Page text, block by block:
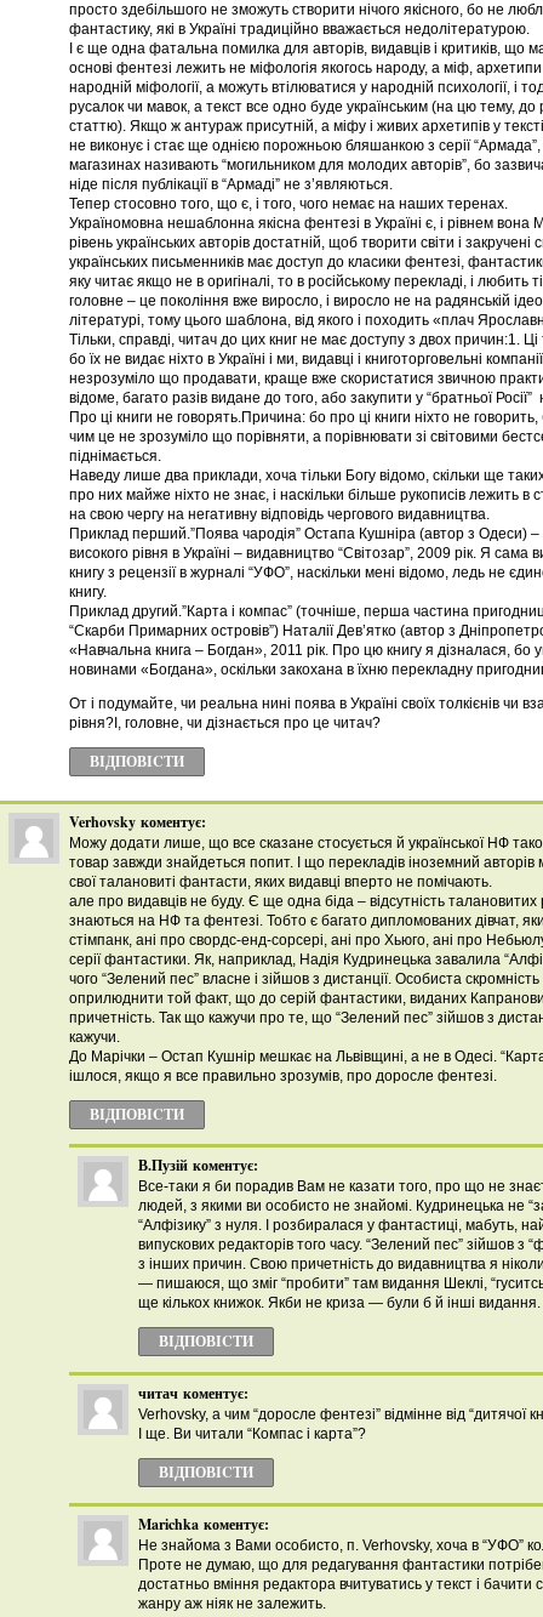
просто здебільшого не зможуть створити нічого якісного, бо не
фантастику, які в Україні традиційно вважається недолітературою.
І є ще одна фатальна помилка для авторів, видавців і критиків, що
основі фентезі лежить не міфологія якогось народу, а міф,
народній міфології, а можуть втілюватися у народній психології, і
русалок чи мавок, а текст все одно буде українським (на цю тему, до
статтю). Якщо ж антураж присутній, а міфу і живих архетипів у
не виконує і стає ще однією порожньою бляшанкою з серії
магазинах називають “могильником для молодих авторів”, бо
ніде після публікації в “Армаді” не з’являються.
Тепер стосовно того, що є, і того, чого немає на наших теренах.
Україномовна нешаблонна якісна фентезі в Україні є, і рівнем вона
рівень українських авторів достатній, щоб творити світи і
українських письменників має доступ до класики фентезі,
яку читає якщо не в оригіналі, то в російському перекладі, і любить
головне – це покоління вже виросло, і виросло не на радянській
літературі, тому цього шаблона, від якого і походить «плач
Тільки, справді, читач до цих книг не має доступу з двох причин:1.
бо їх не видає ніхто в Україні і ми, видавці і книготорговельні
незрозуміло що продавати, краще вже скористатися звичною
відоме, багато разів видане до того, або закупити у “братньої
Про ці книги не говорять.Причина: бо про ці книги ніхто не
чим це не зрозуміло що порівняти, а порівнювати зі світовими
піднімається.
Наведу лише два приклади, хоча тільки Богу відомо, скільки ще
про них майже ніхто не знає, і наскільки більше рукописів лежить в
на свою чергу на негативну відповідь чергового видавництва.
Приклад перший.”Поява чародія” Остапа Кушніра (автор з Одеси)
високого рівня в Україні – видавництво “Світозар”, 2009 рік. Я
книгу з рецензії в журналі “УФО”, наскільки мені відомо, ледь не
книгу.
Приклад другий.”Карта і компас” (точніше, перша частина
“Скарби Примарних островів”) Наталії Дев’ятко (автор з
«Навчальна книга – Богдан», 2011 рік. Про цю книгу я дізналася, бо
новинами «Богдана», оскільки закохана в їхню перекладну
От і подумайте, чи реальна нині поява в Україні своїх толкієнів чи
рівня?І, головне, чи дізнається про це читач?
ВІДПОВІCТИ
Verhovsky коментує:
Можу додати лише, що все сказане стосується й української НФ
товар завжди знайдеться попит. І що перекладів іноземний
свої талановиті фантасти, яких видавці вперто не помічають.
але про видавців не буду. Є ще одна біда – відсутність
знаються на НФ та фентезі. Тобто є багато дипломованих дівчат,
стімпанк, ані про свордс-енд-сорсері, ані про Хьюго, ані про
серії фантастики. Як, наприклад, Надія Кудринецька завалила
чого “Зелений пес” власне і зійшов з дистанції. Особиста
оприлюднити той факт, що до серій фантастики, виданих
причетність. Так що кажучи про те, що “Зелений пес” зійшов з
кажучи.
До Марічки – Остап Кушнір мешкає на Львівщині, а не в Одесі.
ішлося, якщо я все правильно зрозумів, про доросле фентезі.
ВІДПОВІCТИ
В.Пузій коментує:
Все-таки я би порадив Вам не казати того, про що не
людей, з якими ви особисто не знайомі. Кудринецька не
“Алфізику” з нуля. І розбиралася у фантастиці, мабуть,
випускових редакторів того часу. “Зелений пес” зійшов з
з інших причин. Свою причетність до видавництва я
— пишаюся, що зміг “пробити” там видання Шеклі,
ще кількох книжок. Якби не криза — були б й інші видання.
ВІДПОВІCТИ
читач коментує:
Verhovsky, а чим “доросле фентезі” відмінне від “дитячої
І ще. Ви читали “Компас і карта”?
ВІДПОВІCТИ
Marichka коментує:
Не знайома з Вами особисто, п. Verhovsky, хоча в “УФО”
Проте не думаю, що для редагування фантастики
достатньо вміння редактора вчитуватись у текст і бачити
жанру аж ніяк не залежить.